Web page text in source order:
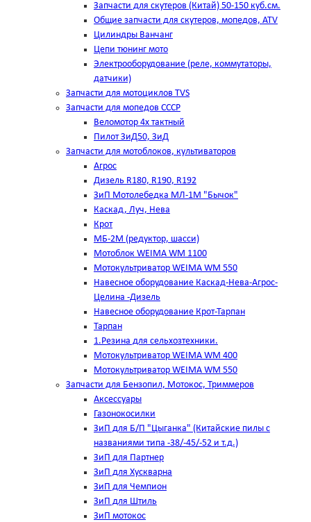
Запчасти для скутеров (Китай) 50-150 куб.см.
Общие запчасти для скутеров, мопедов, ATV
Цилиндры Ванчанг
Цепи тюнинг мото
Электрооборудование (реле, коммутаторы,
датчики)
Запчасти для мотоциклов TVS
Запчасти для мопедов СССР
Веломотор 4х тактный
Пилот ЗиД50, ЗиД
Запчасти для мотоблоков, культиваторов
Агрос
Дизель R180, R190, R192
ЗиП Мотолебедка МЛ-1М "Бычок"
Каскад, Луч, Нева
Крот
МБ-2М (редуктор, шасси)
Мотоблок WEIMA WM 1100
Мотокультриватор WEIMA WM 550
Навесное оборудование Каскад-Нева-Агрос-
Целина -Дизель
Навесное оборудование Крот-Тарпан
Тарпан
1.Резина для сельхозтехники.
Мотокультриватор WEIMA WM 400
Мотокультриватор WEIMA WM 550
Запчасти для Бензопил, Мотокос, Триммеров
Аксессуары
Газонокосилки
ЗиП для Б/П "Цыганка" (Китайские пилы с
названиями типа -38/-45/-52 и т.д.)
ЗиП для Партнер
ЗиП для Хускварна
ЗиП для Чемпион
ЗиП для Штиль
ЗиП мотокос